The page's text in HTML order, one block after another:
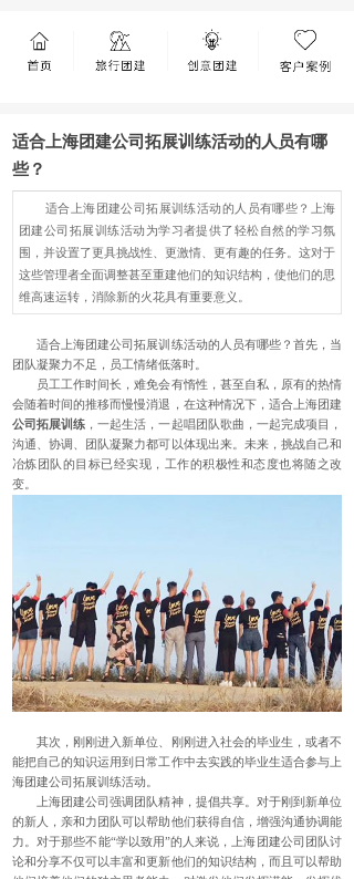
适合上海团建公司拓展训练活动的人员有哪
些？
适合上海团建公司拓展训练活动的人员有哪些？上海
团建公司拓展训练活动为学习者提供了轻松自然的学习氛
围，并设置了更具挑战性、更激情、更有趣的任务。这对于
这些管理者全面调整甚至重建他们的知识结构，使他们的思
维高速运转，消除新的火花具有重要意义。
适合上海团建公司拓展训练活动的人员有哪些？首先，当
团队凝聚力不足，员工情绪低落时。
员工工作时间长，难免会有惰性，甚至自私，原有的热情
会随着时间的推移而慢慢消退，在这种情况下，适合上海团建
公司拓展训练 ，一起生活，一起唱团队歌曲，一起完成项目，
沟通、协调、团队凝聚力都可以体现出来。未来，挑战自己和
冶炼团队的目标已经实现，工作的积极性和态度也将随之改
变。
其次，刚刚进入新单位、刚刚进入社会的毕业生，或者不
能把自己的知识运用到日常工作中去实践的毕业生适合参与上
海团建公司拓展训练活动。
上海团建公司强调团队精神，提倡共享。对于刚到新单位
的新人，亲和力团队可以帮助他们获得自信，增强沟通协调能
力。对于那些不能“学以致用”的人来说，上海团建公司团队讨
论和分享不仅可以丰富和更新他们的知识结构，而且可以帮助